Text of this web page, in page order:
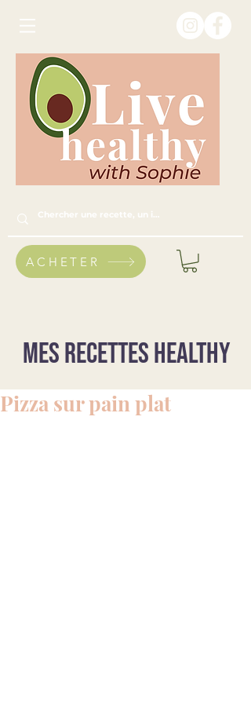
ACHETER
Mes recettes healthy
Pizza sur pain plat